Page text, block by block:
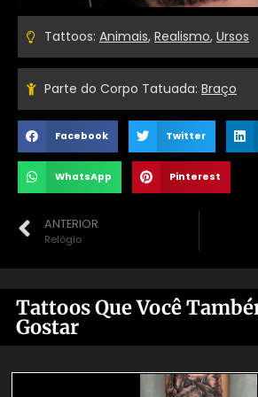
Tattoos: Animais, Realismo, Ursos
Parte do Corpo Tatuada: Braço
Facebook Twitter
WhatsApp Pinterest
ANTERIOR
Relógio
Tattoos Que Você
Gostar